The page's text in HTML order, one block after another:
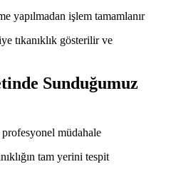
yapılmadan işlem tamamlanır
tıkanıklık gösterilir ve
Sunduğumuz
müdahale
tam yerini tespit